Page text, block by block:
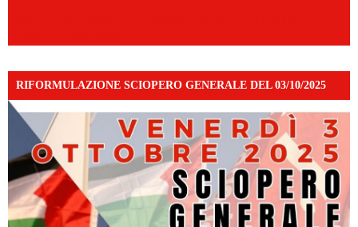
RIFORMULAZIONE SCIOPERO GENERALE DEL 03/10/2025